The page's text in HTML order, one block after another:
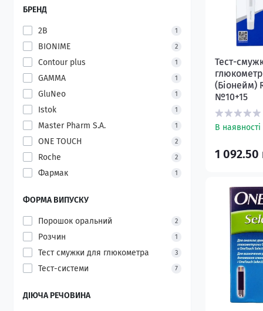
БРЕНД
2B 1
BIONIME 2
Contour plus 1
GAMMA 1
GluNeo 1
Istok 1
Master Pharm S.A. 1
ONE TOUCH 2
Roche 2
Фармак 1
ФОРМА ВИПУСКУ
Порошок оральний 2
Розчин 1
Тест смужки для глюкометра 3
Тест-системи 7
ДІЮЧА РЕЧОВИНА
Тест-
(Біонейм)
№10+15
В наявності
1 092.50